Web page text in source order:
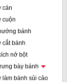
cán
cuộn
bánh
cắt bánh
nở bột
bày bánh
làm bánh sủi cảo